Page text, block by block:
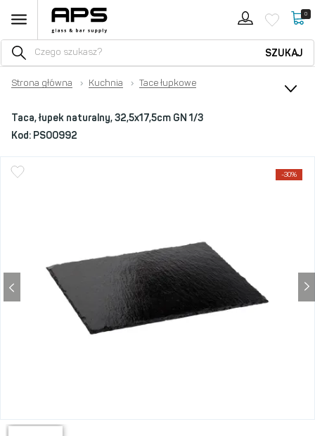
0
SZUKAJ
Strona główna › Kuchnia › Tace łupkowe
Taca, łupek naturalny, 32,5x17,5cm GN 1/3
Kod: PS00992
-30%